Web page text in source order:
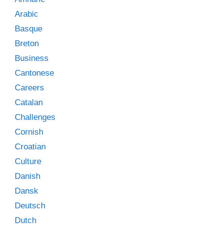
Arabic
Basque
Breton
Business
Cantonese
Careers
Catalan
Challenges
Cornish
Croatian
Culture
Danish
Dansk
Deutsch
Dutch